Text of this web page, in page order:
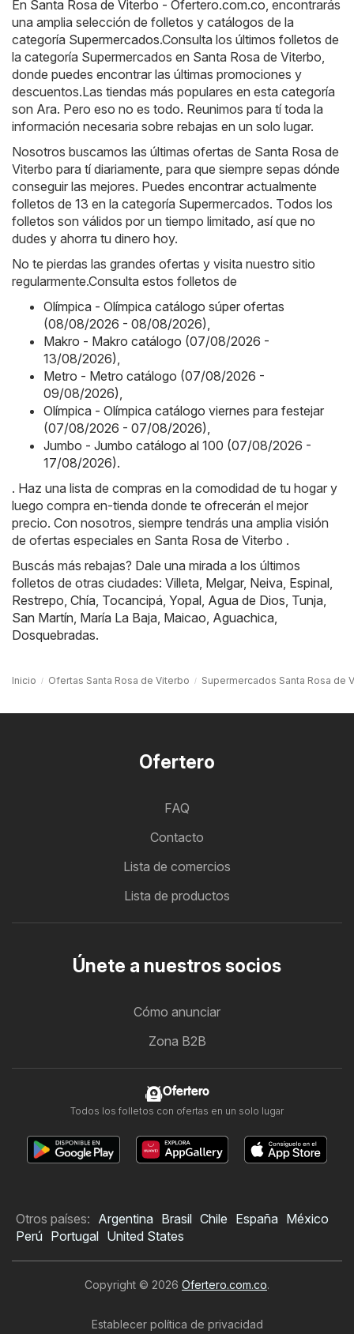
En Santa Rosa de Viterbo - Ofertero.com.co , encontrarás
una amplia selección de folletos y catálogos de la
categoría Supermercados.Consulta los últimos folletos de
la categoría Supermercados en Santa Rosa de Viterbo,
donde puedes encontrar las últimas promociones y
descuentos.Las tiendas más populares en esta categoría
son Ara. Pero eso no es todo. Reunimos para tí toda la
información necesaria sobre rebajas en un solo lugar.
Nosotros buscamos las últimas ofertas de Santa Rosa de
Viterbo para tí diariamente, para que siempre sepas dónde
conseguir las mejores. Puedes encontrar actualmente
folletos de 13 en la categoría Supermercados. Todos los
folletos son válidos por un tiempo limitado, así que no
dudes y ahorra tu dinero hoy.
No te pierdas las grandes ofertas y visita nuestro sitio
regularmente.Consulta estos folletos de
Olímpica - Olímpica catálogo súper ofertas
(08/08/2026 - 08/08/2026)
Makro - Makro catálogo (07/08/2026 -
13/08/2026)
Metro - Metro catálogo (07/08/2026 -
09/08/2026)
Olímpica - Olímpica catálogo viernes para festejar
(07/08/2026 - 07/08/2026)
Jumbo - Jumbo catálogo al 100 (07/08/2026 -
17/08/2026).
. Haz una lista de compras en la comodidad de tu hogar y
luego compra en-tienda donde te ofrecerán el mejor
precio. Con nosotros, siempre tendrás una amplia visión
de ofertas especiales en Santa Rosa de Viterbo .
Buscás más rebajas? Dale una mirada a los últimos
folletos de otras ciudades: Villeta Melgar, Neiva Espinal
Restrepo Chía Tocancipá Yopal Agua de Dios Tunja
San Martín María La Baja Maicao Aguachica
Dosquebradas.
Inicio Ofertas Santa Rosa de Viterbo Supermercados Santa Rosa de
Ofertero
FAQ
Contacto
Lista de comercios
Lista de productos
Únete a nuestros socios
Cómo anunciar
Zona B2B
Ofertero
Todos los folletos con ofertas en un solo lugar
Otros países: Argentina Brasil Chile España México
Perú Portugal United States
Copyright © 2026 Ofertero.com.co.
Establecer política de privacidad